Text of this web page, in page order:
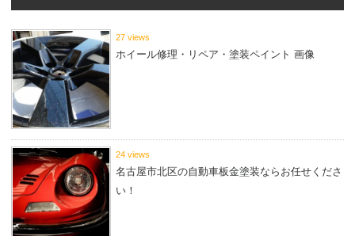
27 views
ホイール修理・リペア・塗装ペイント 画像
24 views
名古屋市北区の自動車板金塗装ならお任せくださ
い！